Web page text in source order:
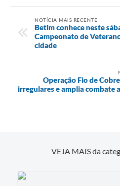
NOTÍCIA MAIS RECENTE
Betim conhece neste
Campeonato de
cidade
Operação Fio de
irregulares e amplia combate
VEJA MAIS da